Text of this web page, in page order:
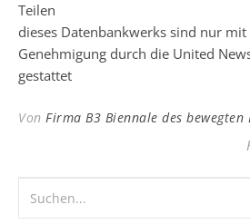
Teilen
dieses Datenbankwerks sind nur
Genehmigung durch die United
gestattet
Von Firma B3 Biennale des bewegten